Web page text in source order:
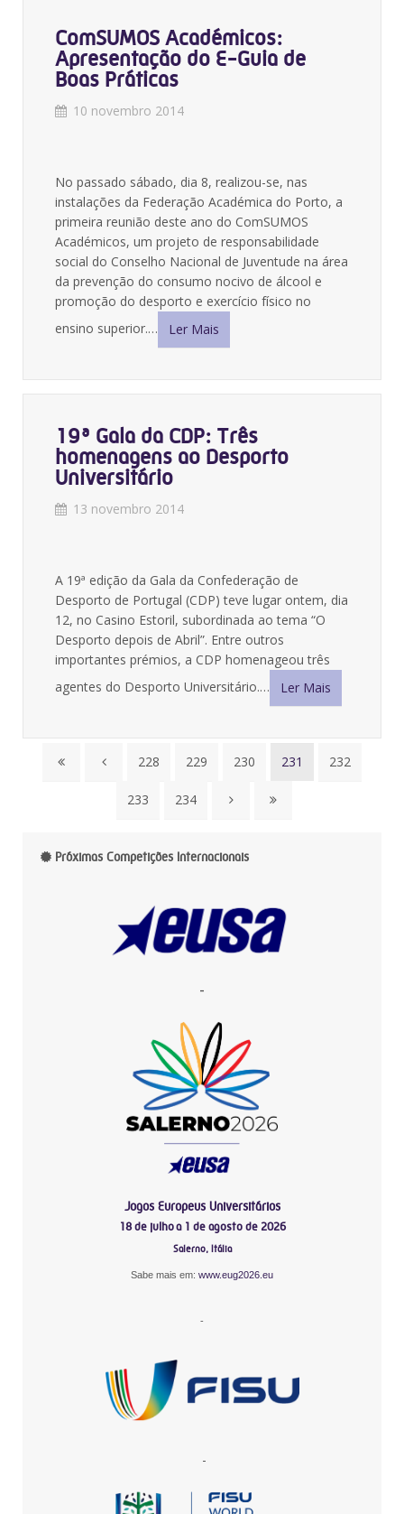
ComSUMOS Académicos:
Apresentação do E-Guia de
Boas Práticas
10 novembro 2014
No passado sábado, dia 8, realizou-se, nas
instalações da Federação Académica do Porto, a
primeira reunião deste ano do ComSUMOS
Académicos, um projeto de responsabilidade
social do Conselho Nacional de Juventude na área
da prevenção do consumo nocivo de álcool e
promoção do desporto e exercício físico no
ensino superior.…
Ler Mais
19ª Gala da CDP: Três
homenagens ao Desporto
Universitário
13 novembro 2014
A 19ª edição da Gala da Confederação de
Desporto de Portugal (CDP) teve lugar ontem, dia
12, no Casino Estoril, subordinada ao tema “O
Desporto depois de Abril”. Entre outros
importantes prémios, a CDP homenageou três
agentes do Desporto Universitário.…
Ler Mais
228 229 230 231 232
233 234
Próximas Competições Internacionais
-
Jogos Europeus Universitários
18 de julho a 1 de agosto de 2026
Salerno, Itália
Sabe mais em: www.eug2026.eu
-
-